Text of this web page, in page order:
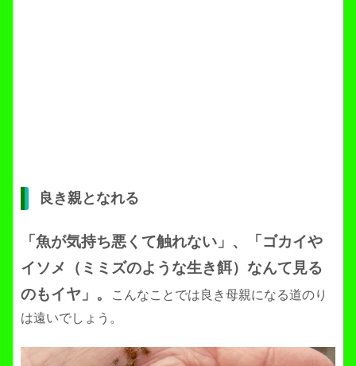
良き親となれる
「魚が気持ち悪くて触れない」、「ゴカイや
イソメ（ミミズのような生き餌）なんて見る
のもイヤ」。
こんなことでは良き母親になる道のり
は遠いでしょう。